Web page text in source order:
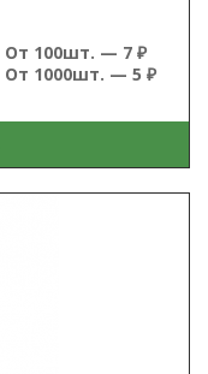
От 100шт. — 7 ₽
От 1000шт. — 5 ₽